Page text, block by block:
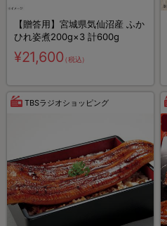
【贈答用】宮城県気仙沼産 ふか
ひれ姿煮200g×3 計600g
¥21,600（税込）
TBSラジオショッピング